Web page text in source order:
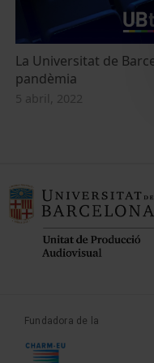
La Universitat de
pandèmia
5 abril, 2022
Fundadora de la